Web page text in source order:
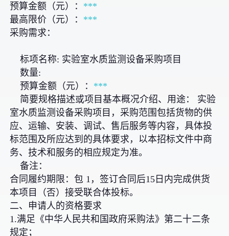
预算金额（元）： ***
最高限价（元）： ***
采购需求：
标项名称: 实验室水质监测设备采购项目
数量:
预算金额（元）： ***
简要规格描述或项目基本概况介绍、用途： 实验
室水质监测设备采购项目，采购范围包括货物的供
应、运输、安装、调试、售后服务等内容，具体投
标范围及所应达到的具体要求，以本招标文件中商
务、技术和服务的相应规定为准。
备注：
合同履约期限：包 1，签订合同后15日内完成供货
本项目（否）接受联合体投标。
二、申请人的资格要求
1.满足《中华人民共和国政府采购法》第二十二条
规定；